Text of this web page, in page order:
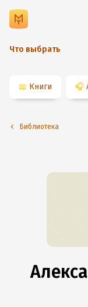
Что выбрать
📖 Книги 🎧
Библиотека